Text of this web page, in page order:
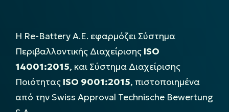
Η Re-Battery Α.Ε. εφαρμόζει Σύστημα
Περιβαλλοντικής Διαχείρισης ISO
14001:2015, και Σύστημα Διαχείρισης
Ποιότητας ISO 9001:2015, πιστοποιημένα
από την Swiss Approval Technische Bewertung